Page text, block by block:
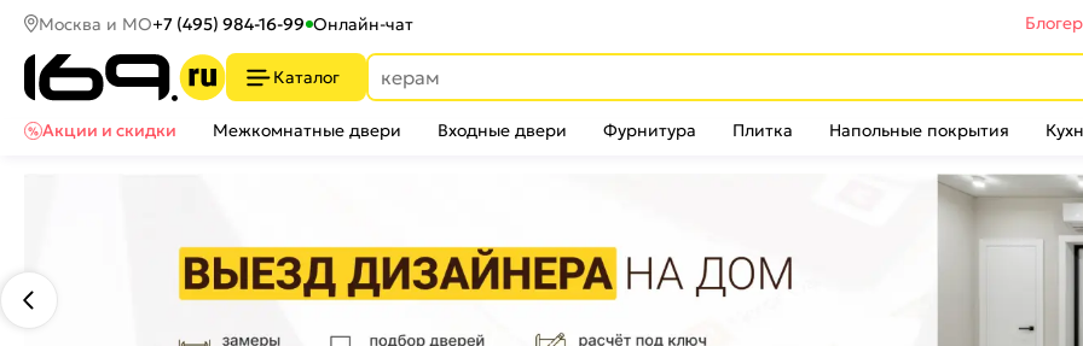
Москва и МО+7 (495) 984-16-99 Онлайн-чат
Каталог
Акции и скидки
Межкомнатные двери Входные двери Фурнитура Плитка Напольные покрытия